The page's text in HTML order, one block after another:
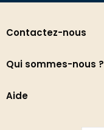
Contactez-nous
Qui sommes-nous ?
Aide